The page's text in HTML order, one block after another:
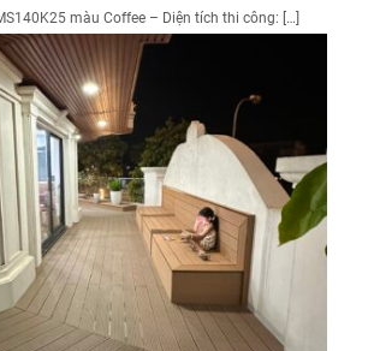
màu Coffee – Diện tích thi công: […]